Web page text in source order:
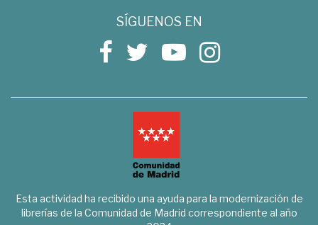
SÍGUENOS EN
Esta actividad ha recibido una ayuda para la modernización de
librerías de la Comunidad de Madrid correspondiente al año